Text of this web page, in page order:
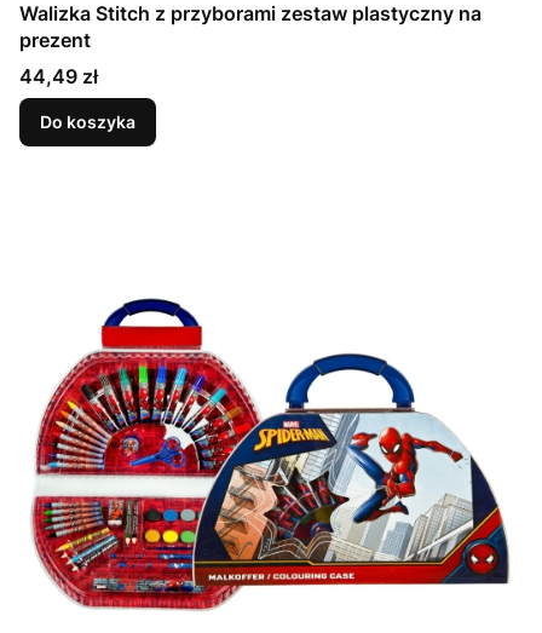
Walizka Stitch z przyborami zestaw plastyczny na
prezent
Cena
44,49 zł
Do koszyka